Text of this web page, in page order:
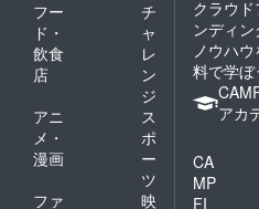
フー
ド・
飲食
店
チ
ャ
レ
ン
ジ
アニ
メ・
漫画
ス
ポ
ー
ツ
ファ
映
クラウド
ンディ
ノウハ
料で学ぼ
アカ
CA
MP
FI